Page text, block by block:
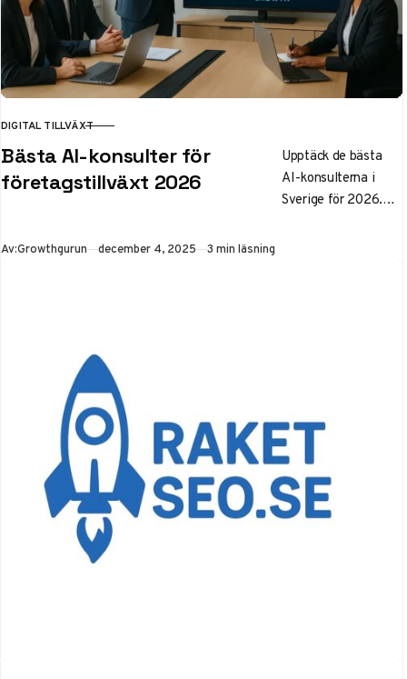
KATEGORI
DIGITAL TILLVÄXT
Bästa AI-konsulter för
företagstillväxt 2026
Upptäck de bästa
AI-konsulterna i
Sverige för 2026.
öka effektiviteten
med 20-30%.
Av:Growthgurun Publicerad
december 4, 2025 3 min läsning